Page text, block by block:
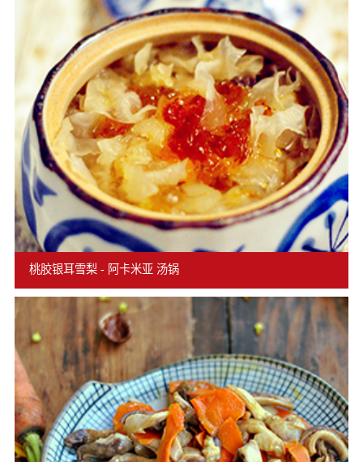
桃胶银耳雪梨 - 阿卡米亚 汤锅